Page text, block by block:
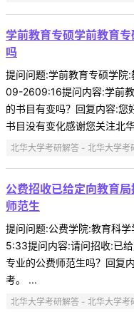
学前教育专硕学前教育
吗
提问问题:学前教育专硕学
09-2609:16提问内容:学前
的书目有变吗？回复内容:您
书目没有变化感谢您关注北
北华大学考研解答 - 北华大学考
公费招收已给定向教育
师范生
提问问题:公费学院:教育科
5:33提问内容:请问招收:已
专业的公费师范生吗？回复
考。 ...
北华大学考研解答 - 北华大学考